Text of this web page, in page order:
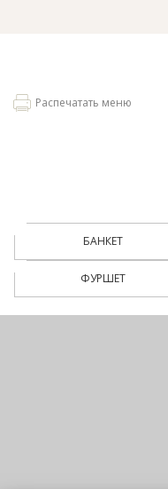
Распечатать меню
БАНКЕТ
ФУРШЕТ